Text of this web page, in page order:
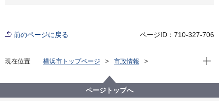
前のページに戻る ページID：710-327-706
現在位置 横浜市トップページ
市政情報
会計年度任用職員採用募集
【募集は終了しました】【健康福祉局】会計年度任用
職員（日額職：ひきこもり相談専用ダイヤル関連業
現在
ページトップへ